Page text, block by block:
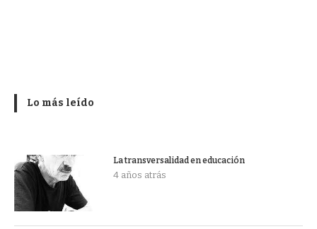
Lo más leído
La transversalidad en educación
4 años atrás